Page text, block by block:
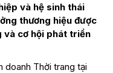
và hệ sinh thái
thương hiệu được
và cơ hội phát triển
doanh Thời trang tại